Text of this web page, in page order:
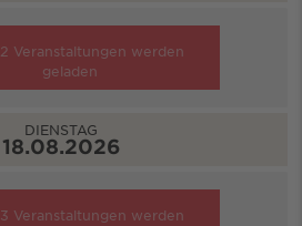
2 Veranstaltungen werden
geladen
DIENSTAG
18.08.2026
3 Veranstaltungen werden